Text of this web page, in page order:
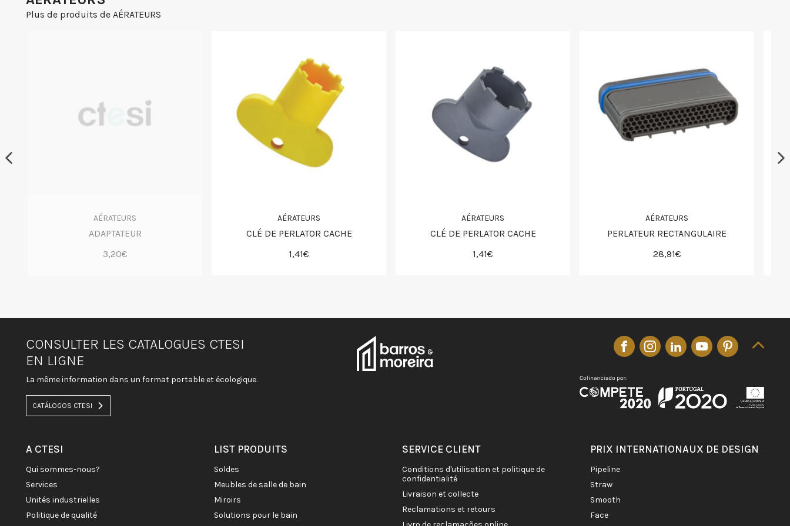
Plus de produits de AÉRATEURS
AÉRATEURS
ADAPTATEUR
3,20€
AÉRATEURS
CLÉ DE PERLATOR CACHE
1,41€
AÉRATEURS
CLÉ DE PERLATOR CACHE
1,41€
AÉRATEURS
PERLATEUR RECTANGULAIRE
28,91€
CONSULTER LES CATALOGUES CTESI
EN LIGNE
La même information dans un format portable et écologique.
CATÁLOGOS CTESI
A CTESI
qui sommes-nous?
services
unités industrielles
politique de qualité
LIST PRODUITS
soldes
meubles de salle de bain
miroirs
solutions pour le bain
SERVICE CLIENT
conditions d'utilisation et politique de
confidentialité
livraison et collecte
reclamations et retours
PRIX INTERNATIONAUX DE DESIGN
pipeline
straw
smooth
face